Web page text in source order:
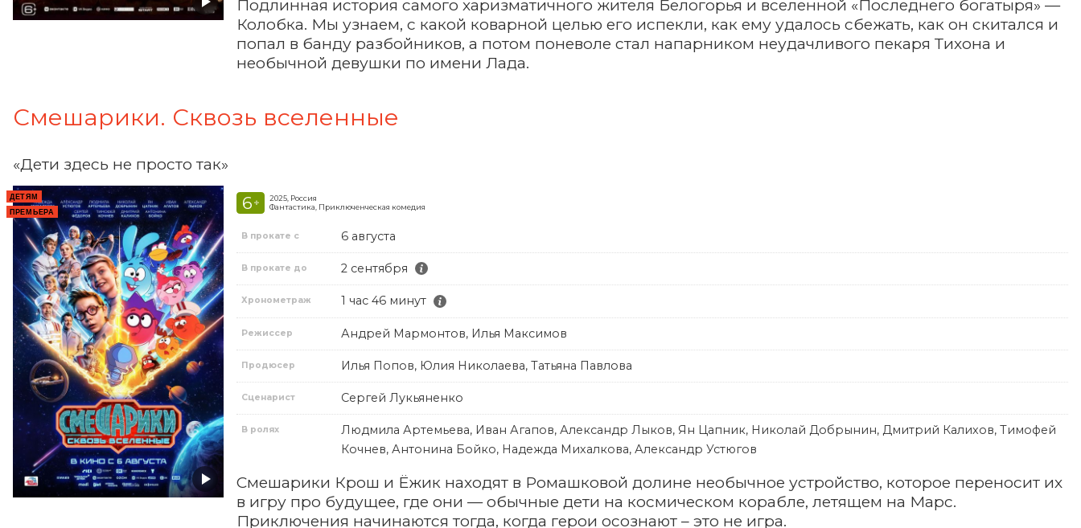
Подлинная история самого харизматичного жителя Белогорья и вселенной «Последнего богатыря» —
Колобка. Мы узнаем, с какой коварной целью его испекли, как ему удалось сбежать, как он скитался и
попал в банду разбойников, а потом поневоле стал напарником неудачливого пекаря Тихона и
необычной девушки по имени Лада.
Смешарики. Сквозь вселенные
«Дети здесь не просто так»
ДЕТЯМ
ПРЕМЬЕРА
6 +
2025, Россия
Фантастика, Приключенческая комедия
В прокате с 6 августа
В прокате до 2 сентября
Хронометраж 1 час 46 минут
Режиссер Андрей Мармонтов, Илья Максимов
Продюсер Илья Попов, Юлия Николаева, Татьяна Павлова
Сценарист Сергей Лукьяненко
В ролях
Людмила Артемьева, Иван Агапов, Александр Лыков, Ян Цапник, Николай Добрынин, Дмитрий Калихов, Тимофей
Кочнев, Антонина Бойко, Надежда Михалкова, Александр Устюгов
Смешарики Крош и Ёжик находят в Ромашковой долине необычное устройство, которое переносит их
в игру про будущее, где они — обычные дети на космическом корабле, летящем на Марс.
Приключения начинаются тогда, когда герои осознают – это не игра.